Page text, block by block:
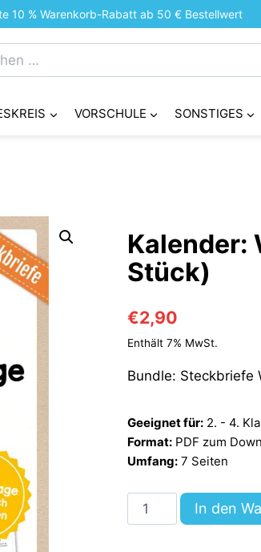
10 % Warenkorb-Rabatt ab 50 € Bestellwert
VORSCHULE SONSTIGES
Kalender:
Stück)
€2,90
Enthält 7% MwSt.
Bundle: Steckbriefe
Geeignet für: 2. - 4.
Format: PDF zum
Umfang: 7 Seiten
Kalender:
Wochentage
In den